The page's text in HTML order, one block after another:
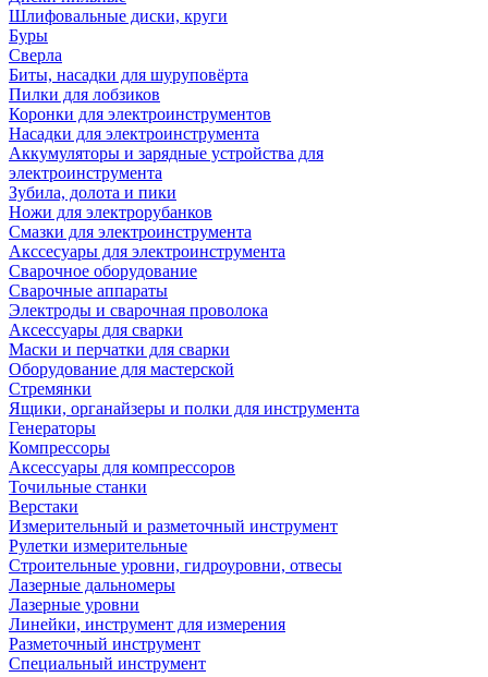
Шлифовальные диски, круги
Буры
Сверла
Биты, насадки для шуруповёрта
Пилки для лобзиков
Коронки для электроинструментов
Насадки для электроинструмента
Аккумуляторы и зарядные устройства для
электроинструмента
Зубила, долота и пики
Ножи для электрорубанков
Смазки для электроинструмента
Акссесуары для электроинструмента
Сварочное оборудование
Сварочные аппараты
Электроды и сварочная проволока
Аксессуары для сварки
Маски и перчатки для сварки
Оборудование для мастерской
Стремянки
Ящики, органайзеры и полки для инструмента
Генераторы
Компрессоры
Аксессуары для компрессоров
Точильные станки
Верстаки
Измерительный и разметочный инструмент
Рулетки измерительные
Строительные уровни, гидроуровни, отвесы
Лазерные дальномеры
Лазерные уровни
Линейки, инструмент для измерения
Разметочный инструмент
Специальный инструмент